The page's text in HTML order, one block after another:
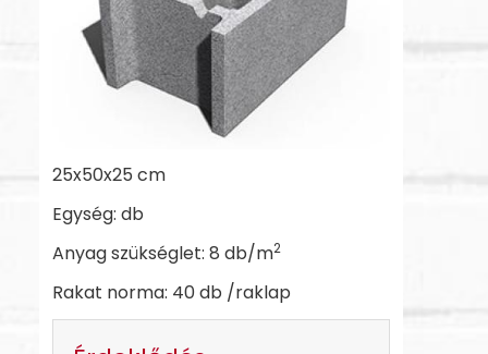
25x50x25 cm
Egység: db
Anyag szükséglet: 8 db/m2
Rakat norma: 40 db /raklap